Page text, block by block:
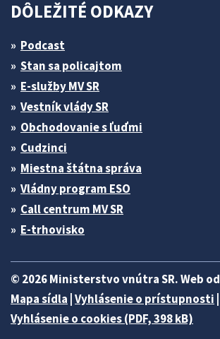
DÔLEŽITÉ ODKAZY
Podcast
Stan sa policajtom
E-služby MV SR
Vestník vlády SR
Obchodovanie s ľuďmi
Cudzinci
Miestna štátna správa
Vládny program ESO
Call centrum MV SR
E-trhovisko
© 2026 Ministerstvo vnútra SR. Web od
Mapa sídla Vyhlásenie o prístupnosti
Vyhlásenie o cookies (PDF, 398 kB)